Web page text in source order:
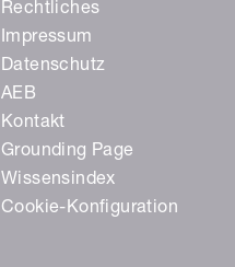
Rechtliches
Impressum
Datenschutz
AEB
Kontakt
Grounding Page
Wissensindex
Cookie-Konfiguration